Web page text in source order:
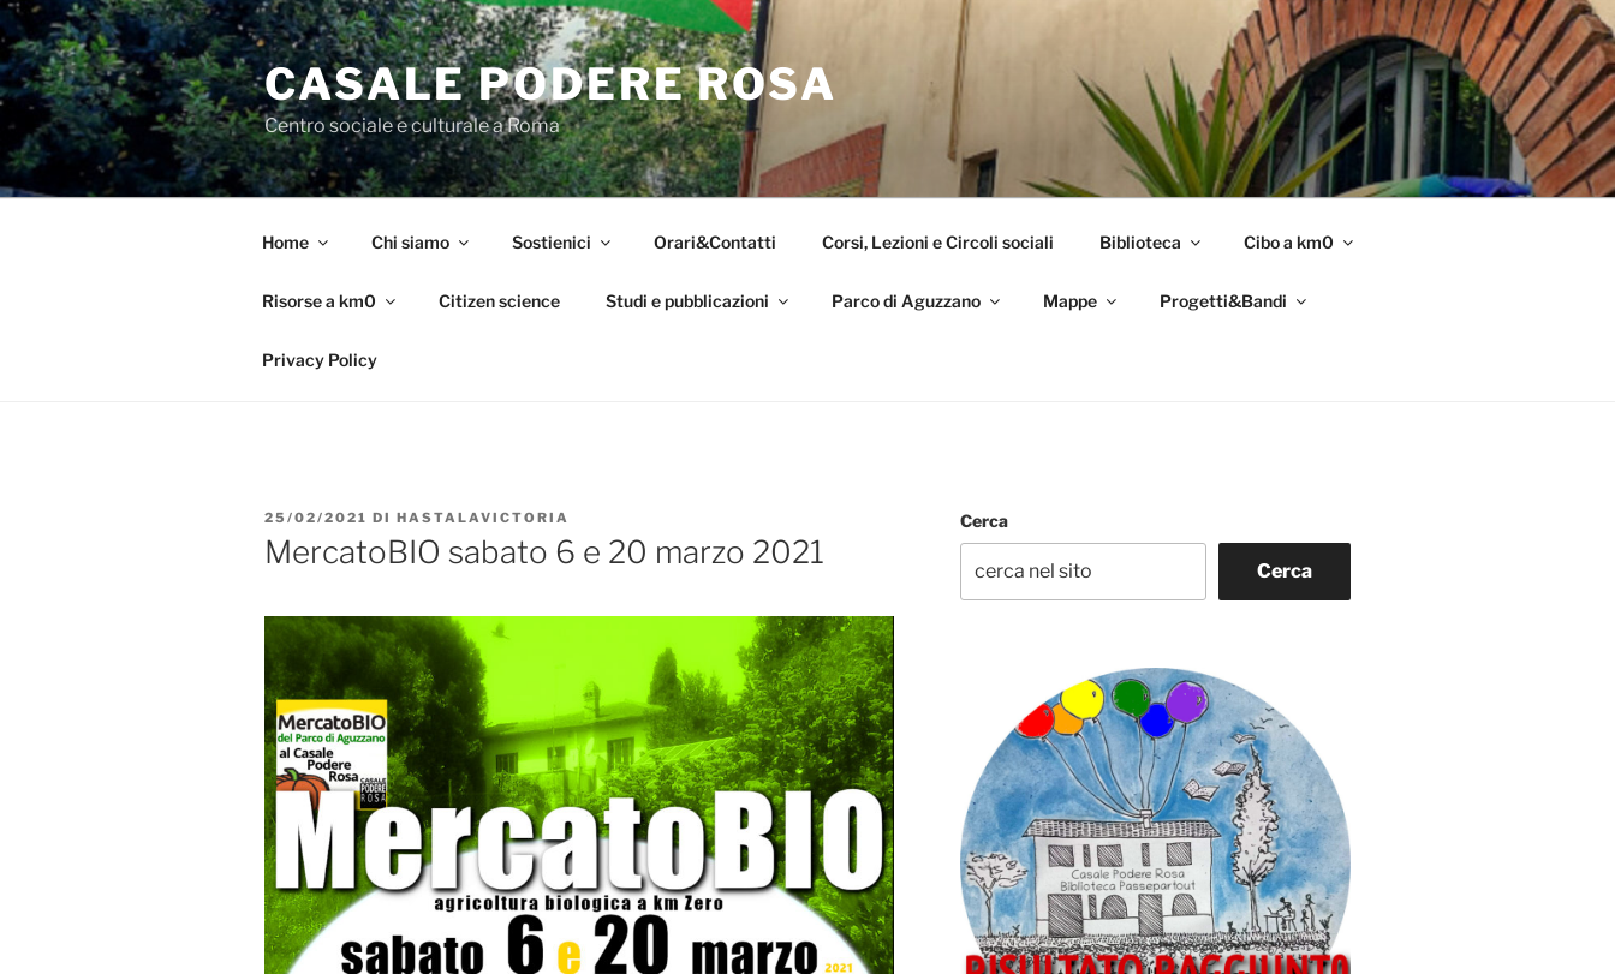
Salta
al
contenuto
CASALE PODERE ROSA
Centro sociale e culturale a Roma
Home Chi siamo Sostienici Orari&Contatti Corsi, Lezioni e Circoli sociali Biblioteca Cibo a km0
Risorse a km0 Citizen science Studi e pubblicazioni Parco di Aguzzano Mappe Progetti&Bandi
Privacy Policy
PUBBLICATO
IL
25/02/2021 DI HASTALAVICTORIA
MercatoBIO sabato 6 e 20 marzo 2021
Cerca
Cerca